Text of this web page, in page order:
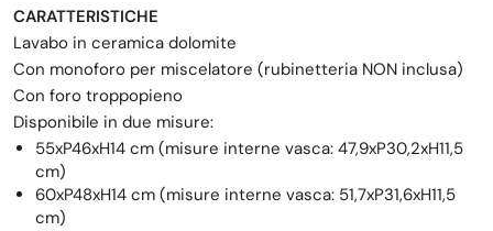
CARATTERISTICHE
Lavabo in ceramica dolomite
Con monoforo per miscelatore (rubinetteria NON inclusa)
Con foro troppopieno
Disponibile in due misure:
55xP46xH14 cm (misure interne vasca: 47,9xP30,2xH11,5
cm)
60xP48xH14 cm (misure interne vasca: 51,7xP31,6xH11,5
cm)